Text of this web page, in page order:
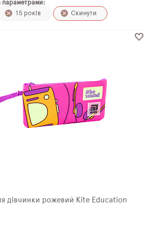
параметрами:
15 років Скинути
дівчинки рожевий Kite Education